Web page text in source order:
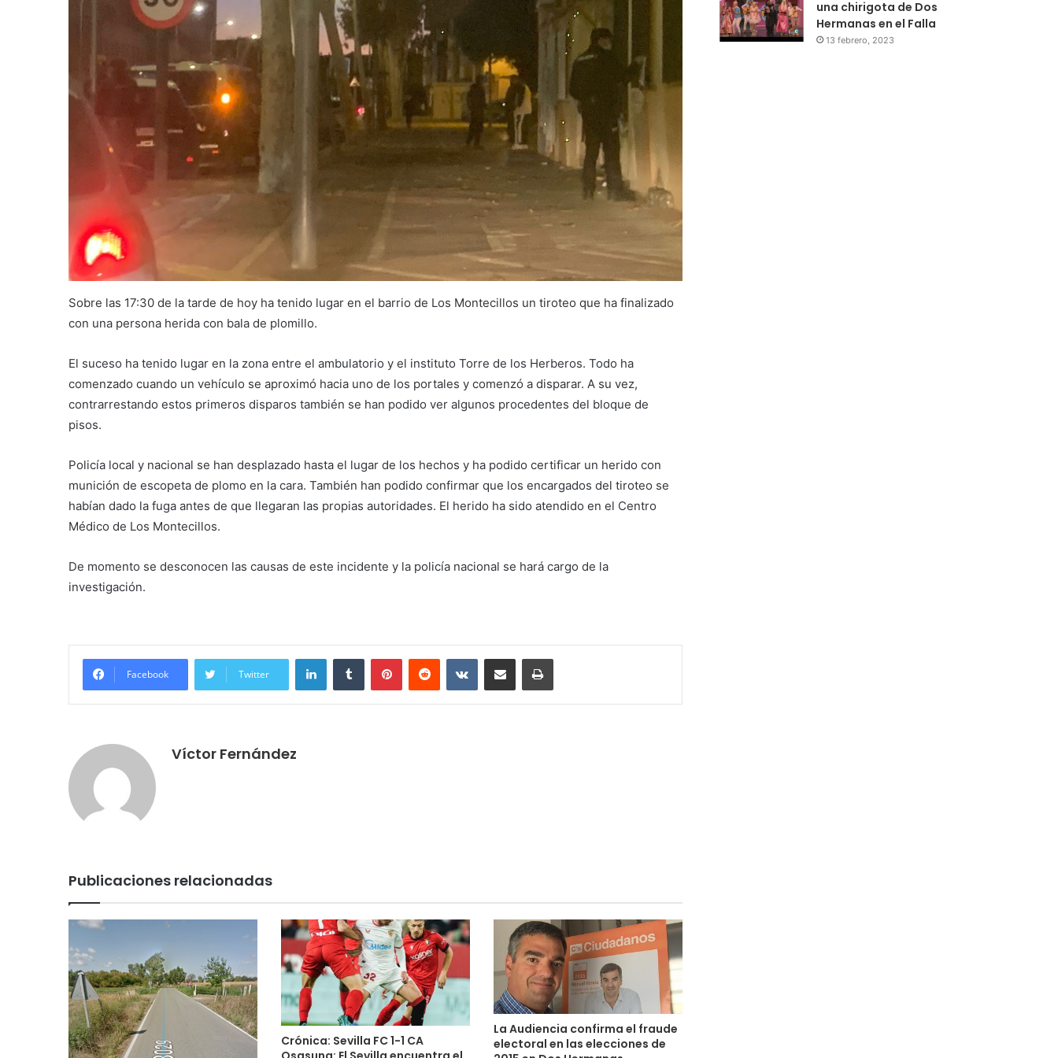
Sobre las 17:30 de la tarde de hoy ha tenido lugar en el barrio de Los Montecillos un tiroteo que ha finalizado
con una persona herida con bala de plomillo.
El suceso ha tenido lugar en la zona entre el ambulatorio y el instituto Torre de los Herberos. Todo ha
comenzado cuando un vehículo se aproximó hacia uno de los portales y comenzó a disparar. A su vez,
contrarrestando estos primeros disparos también se han podido ver algunos procedentes del bloque de
pisos.
Policía local y nacional se han desplazado hasta el lugar de los hechos y ha podido certificar un herido con
munición de escopeta de plomo en la cara. También han podido confirmar que los encargados del tiroteo se
habían dado la fuga antes de que llegaran las propias autoridades. El herido ha sido atendido en el Centro
Médico de Los Montecillos.
De momento se desconocen las causas de este incidente y la policía nacional se hará cargo de la
investigación.
Facebook Twitter
LinkedInTumblr PinterestReddit VKontakteCompartir por correo electrónicoImprimir
Víctor Fernández
Publicaciones relacionadas
Crónica: Sevilla FC 1-1 CA
La Audiencia confirma el fraude
electoral en las elecciones de
una chirigota de Dos
Hermanas en el Falla
13 febrero, 2023